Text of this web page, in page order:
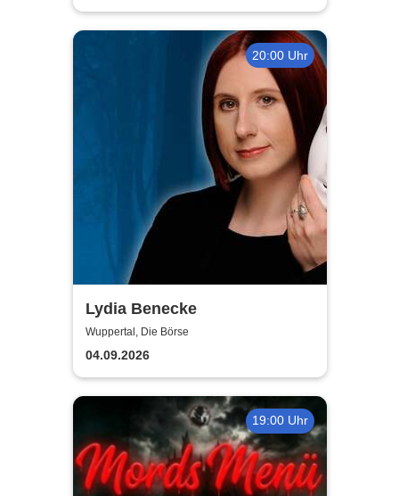
20:00 Uhr
Lydia Benecke
Wuppertal, Die Börse
04.09.2026
19:00 Uhr